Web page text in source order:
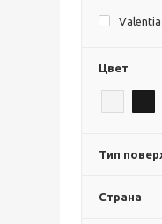
Valentia
Цвет
Тип
Страна